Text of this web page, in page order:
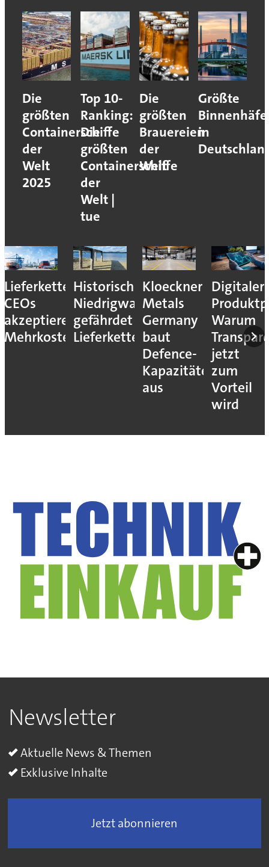
Die
größten
Containerschiffe
der
Welt
2025
Top 10-
Ranking:
Die
größten
Containerschiffe
der
Welt |
tue
Die
größten
Brauereien
der
Welt
Größte
in
Lieferkettenresilienz:
CEOs
akzeptieren
Mehrkosten
Historisches
Niedrigwasser
gefährdet
Lieferketten
Kloeckner
Metals
Germany
baut
Defence-
Kapazitäten
aus
Digitaler
Warum
jetzt
zum
Vorteil
wird
Newsletter
Aktuelle News & Themen
Exklusive Inhalte
Jetzt abonnieren